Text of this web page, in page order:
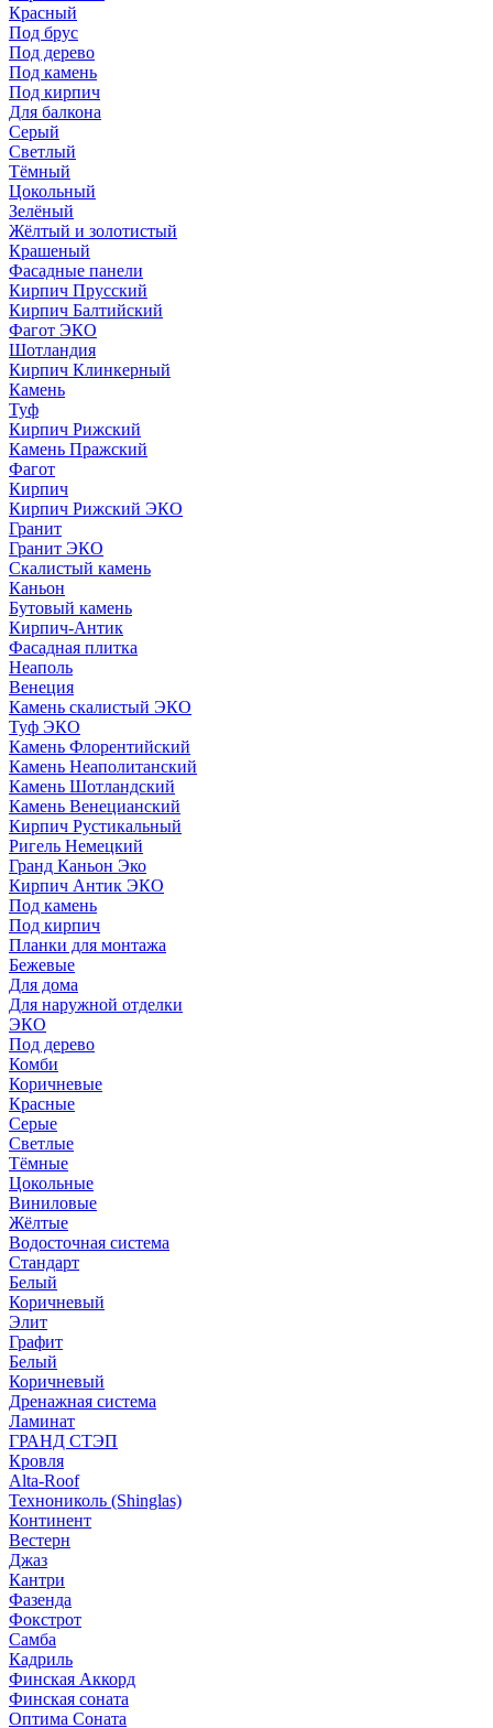
Красный
Под брус
Под дерево
Под камень
Под кирпич
Для балкона
Серый
Светлый
Тёмный
Цокольный
Зелёный
Жёлтый и золотистый
Крашеный
Фасадные панели
Кирпич Прусский
Кирпич Балтийский
Фагот ЭКО
Шотландия
Кирпич Клинкерный
Камень
Туф
Кирпич Рижский
Камень Пражский
Фагот
Кирпич
Кирпич Рижский ЭКО
Гранит
Гранит ЭКО
Скалистый камень
Каньон
Бутовый камень
Кирпич-Антик
Фасадная плитка
Неаполь
Венеция
Камень скалистый ЭКО
Туф ЭКО
Камень Флорентийский
Камень Неаполитанский
Камень Шотландский
Камень Венецианский
Кирпич Рустикальный
Ригель Немецкий
Гранд Каньон Эко
Кирпич Антик ЭКО
Под камень
Под кирпич
Планки для монтажа
Бежевые
Для дома
Для наружной отделки
ЭКO
Под дерево
Комби
Коричневые
Красные
Серые
Светлые
Тёмные
Цокольные
Виниловые
Жёлтые
Водосточная система
Стандарт
Белый
Коричневый
Элит
Графит
Белый
Коричневый
Дренажная система
Ламинат
ГРАНД СТЭП
Кровля
Alta-Roof
Технониколь (Shinglas)
Континент
Вестерн
Джаз
Кантри
Фазенда
Фокстрот
Самба
Кадриль
Финская Аккорд
Финская соната
Оптима Соната